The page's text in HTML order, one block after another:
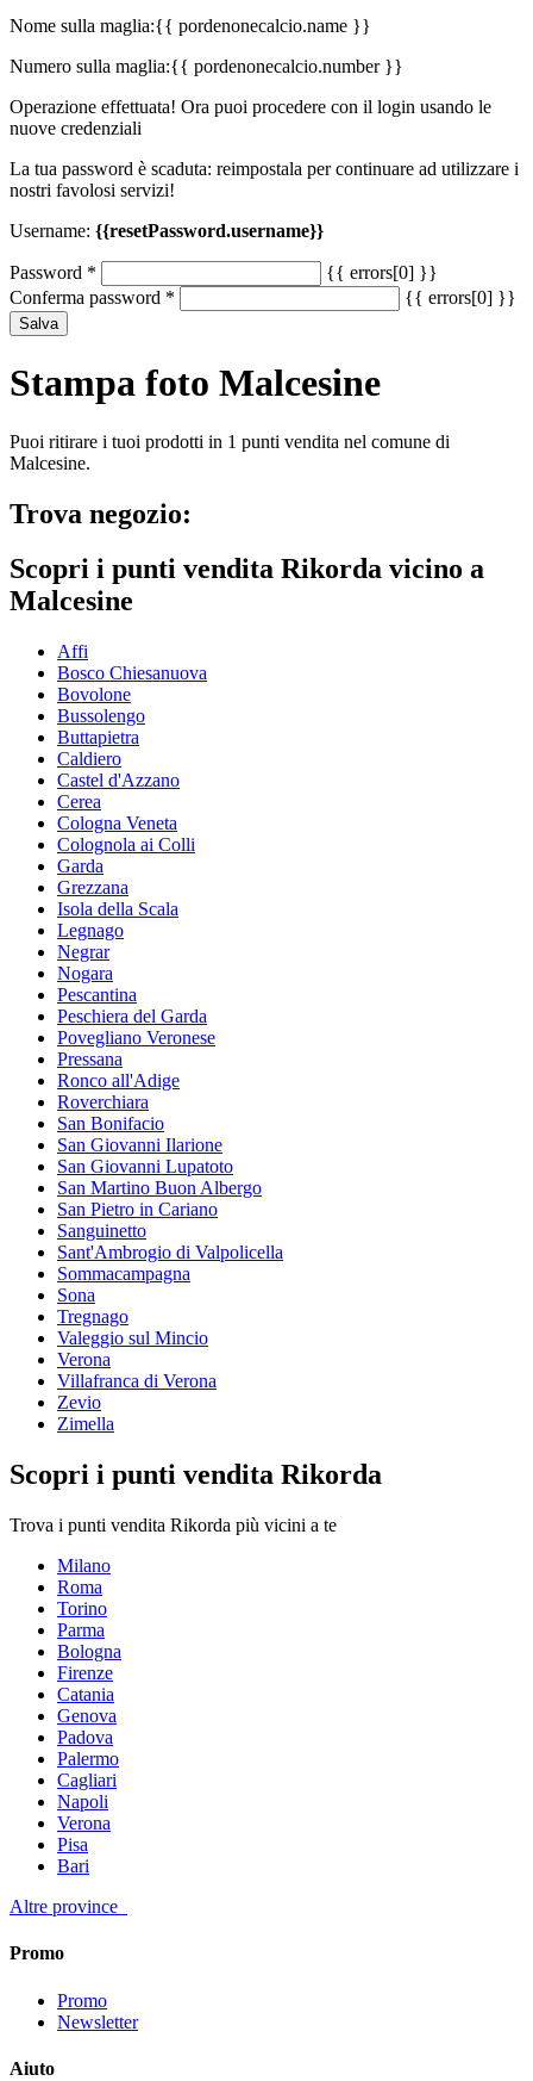
Nome sulla maglia:{{ pordenonecalcio.name }}
Numero sulla maglia:{{ pordenonecalcio.number }}
Operazione effettuata! Ora puoi procedere con il login usando le
nuove credenziali
La tua password è scaduta: reimpostala per continuare ad utilizzare i
nostri favolosi servizi!
Username: {{resetPassword.username}}
Password *
{{ errors[0] }}
Conferma password * {{ errors[0] }}
Salva
Stampa foto Malcesine
Puoi ritirare i tuoi prodotti in 1 punti vendita nel comune di
Malcesine.
Trova negozio:
Scopri i punti vendita Rikorda vicino a
Malcesine
Affi
Bosco Chiesanuova
Bovolone
Bussolengo
Buttapietra
Caldiero
Castel d'Azzano
Cerea
Cologna Veneta
Colognola ai Colli
Garda
Grezzana
Isola della Scala
Legnago
Negrar
Nogara
Pescantina
Peschiera del Garda
Povegliano Veronese
Pressana
Ronco all'Adige
Roverchiara
San Bonifacio
San Giovanni Ilarione
San Giovanni Lupatoto
San Martino Buon Albergo
San Pietro in Cariano
Sanguinetto
Sant'Ambrogio di Valpolicella
Sommacampagna
Sona
Tregnago
Valeggio sul Mincio
Verona
Villafranca di Verona
Zevio
Zimella
Scopri i punti vendita Rikorda
Trova i punti vendita Rikorda più vicini a te
Milano
Roma
Torino
Parma
Bologna
Firenze
Catania
Genova
Padova
Palermo
Cagliari
Napoli
Verona
Pisa
Bari
Altre province
Promo
Promo
Newsletter
Aiuto